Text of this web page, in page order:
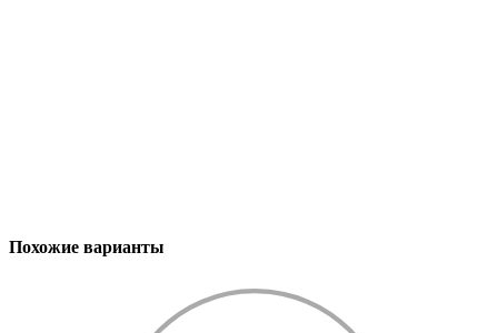
Похожие варианты